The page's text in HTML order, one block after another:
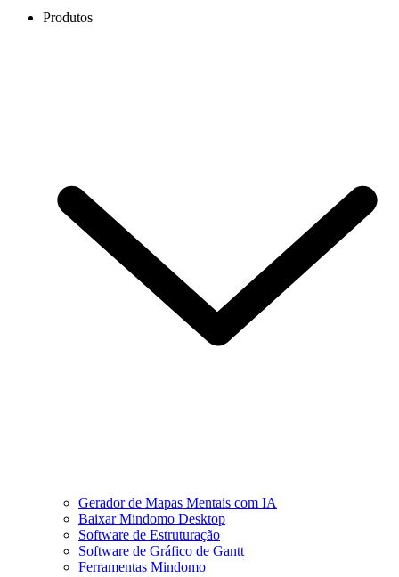
Produtos
Gerador de Mapas Mentais com IA
Baixar Mindomo Desktop
Software de Estruturação
Software de Gráfico de Gantt
Ferramentas Mindomo